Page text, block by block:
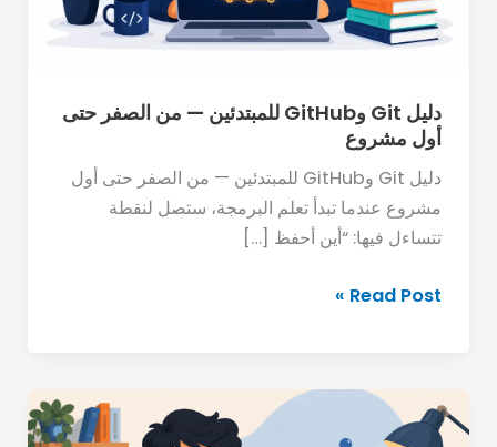
دليل Git وGitHub للمبتدئين — من الصفر حتى
أول مشروع
دليل Git وGitHub للمبتدئين — من الصفر حتى أول
مشروع عندما تبدأ تعلم البرمجة، ستصل لنقطة
تتساءل فيها: “أين أحفظ […]
أول
Read Post »
كيف
تستخدم